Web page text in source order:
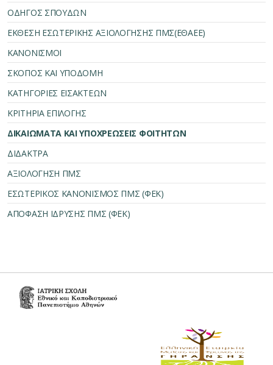
ΟΔΗΓΟΣ ΣΠΟΥΔΩΝ
ΕΚΘΕΣΗ ΕΣΩΤΕΡΙΚΗΣ ΑΞΙΟΛΟΓΗΣΗΣ ΠΜΣ(ΕΘΑΕΕ)
ΚΑΝΟΝΙΣΜΟΙ
ΣΚΟΠΟΣ ΚΑΙ ΥΠΟΔΟΜΗ
ΚΑΤΗΓΟΡΙΕΣ ΕΙΣΑΚΤΕΩΝ
ΚΡΙΤΗΡΙΑ ΕΠΙΛΟΓΗΣ
ΔΙΚΑΙΩΜΑΤΑ ΚΑΙ ΥΠΟΧΡΕΩΣΕΙΣ ΦΟΙΤΗΤΩΝ
ΔΙΔΑΚΤΡΑ
ΑΞΙΟΛΟΓΗΣΗ ΠΜΣ
ΕΣΩΤΕΡΙΚΟΣ ΚΑΝΟΝΙΣΜΟΣ ΠΜΣ (ΦΕΚ)
ΑΠΟΦΑΣΗ ΙΔΡΥΣΗΣ ΠΜΣ (ΦΕΚ)